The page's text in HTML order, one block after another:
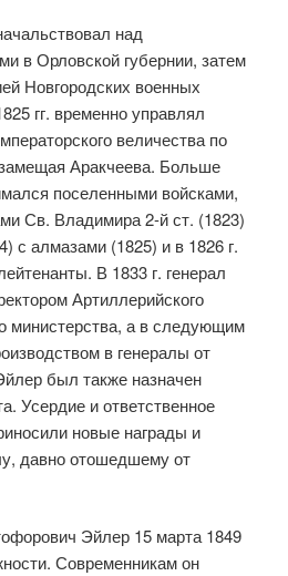
над
в Орловской губернии, затем
Новгородских военных
гг. временно управлял
величества по
Аракчеева. Больше
поселенными войсками,
Св. Владимира 2-й ст. (1823)
с алмазами (1825) и в 1826 г.
В 1833 г. генерал
Артиллерийского
министерства, а в следующим
в генералы от
был также назначен
Усердие и ответственное
новые награды и
давно отошедшему от
Эйлер 15 марта 1849
Современникам он